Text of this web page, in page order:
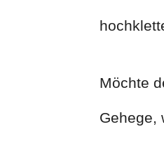
Möchte
Gehege,